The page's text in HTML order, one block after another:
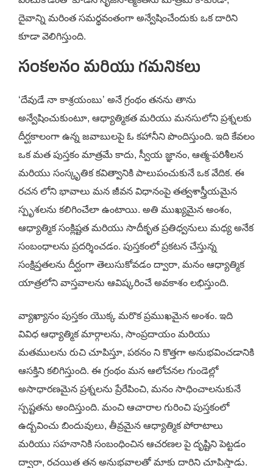
దైవాన్ని మరింత సమర్థవంతంగా అన్వేషించేందుకు ఒక దారిని
కూడా వెలిగిస్తుంది.
సంకలనం మరియు గమనికలు
‘దేవుడే నా కాశ్రయంబు’ అనే గ్రంథం తనను తాను
అన్వేషించుకుంటూ, ఆధ్యాత్మికత మరియు మనసులోని ప్రశ్నలకు
దీర్ఘకాలంగా ఉన్న జవాబులపై ఓ కహానీని పొందిస్తుంది. ఇది కేవలం
ఒక మత పుస్తకం మాత్రమే కాదు, స్వీయ జ్ఞానం, ఆత్మ-పరిశీలన
మరియు సంస్కృతిక కవిత్వానికి పాలుపంచుకునే ఒక వేదిక. ఈ
రచన లోని భావాలు మన జీవన విధానంపై తత్వశాస్త్రీయమైన
స్పృశలను కలిగించేలా ఉంటాయి. అతి ముఖ్యమైన అంశం,
ఆధ్యాత్మిక సంక్లిష్టత మరియు సాదీకృత ప్రతిధ్వనులు మధ్య అనేక
సంబంధాలను ప్రదర్శించడం. పుస్తకంలో ప్రకటన చేస్తున్న
సంక్షిప్తతలను దీర్ఘంగా తెలుసుకోవడం ద్వారా, మనం ఆధ్యాత్మిక
యాత్రలోని వాస్తవాలను ఆవిష్కరించే అవకాశం లభిస్తుంది.
వ్యాఖ్యానం పుస్తకం యొక్క మరొక ప్రముఖమైన అంశం. ఇది
వివిధ ఆధ్యాత్మిక మార్గాలను, సాంప్రదాయం మరియు
మతములను రుచి చూపిస్తూ, పఠనం ని కొత్తగా అనుభవించడానికి
ఆసక్తిని కలిగిస్తుంది. ఈ గ్రంథం మన ఆలోచనల గుండెల్లో
అసాధారణమైన ప్రశ్నలను ప్రేరేపించి, మనం సాధించాలనుకునే
స్పష్టతను అందిస్తుంది. మంచి ఆచారాల గురించి పుస్తకంలో
ఉద్బవించు బిందువులు, తీవ్రమైన ఆధ్యాత్మిక పోరాటాలు
మరియు సహనానికి సంబంధించిన ఆచరణల పై దృష్టిని పెట్టడం
ద్వారా, రచయిత తన అనుభవాలతో మాకు దారిని చూపిస్తాడు.